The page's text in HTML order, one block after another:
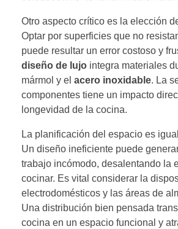
Otro aspecto crítico es la elección
Optar por superficies que no
puede resultar un error costoso y
diseño de lujo integra materiales
mármol y el acero inoxidable. La
componentes tiene un impacto
longevidad de la cocina.
La planificación del espacio es
Un diseño ineficiente puede
trabajo incómodo, desalentando la
cocinar. Es vital considerar la
electrodomésticos y las áreas de
Una distribución bien pensada
cocina en un espacio funcional y